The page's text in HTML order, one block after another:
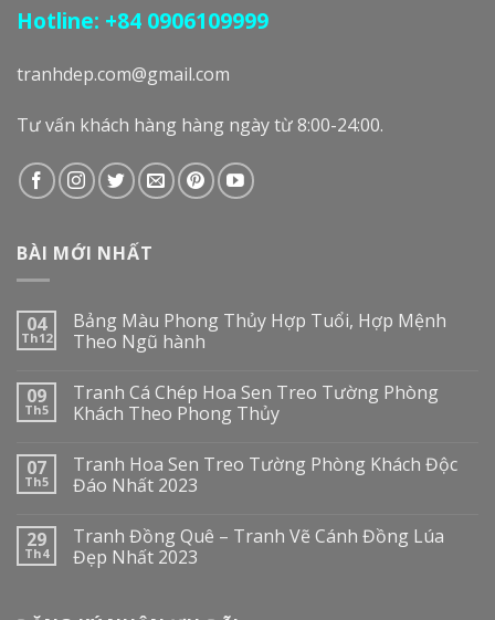
Hotline: +84 0906109999
tranhdep.com@gmail.com
Tư vấn khách hàng hàng ngày từ 8:00-24:00.
BÀI MỚI NHẤT
04
Th12
Bảng Màu Phong Thủy Hợp Tuổi, Hợp Mệnh
Theo Ngũ hành
09
Th5
Tranh Cá Chép Hoa Sen Treo Tường Phòng
Khách Theo Phong Thủy
07
Th5
Tranh Hoa Sen Treo Tường Phòng Khách Độc
Đáo Nhất 2023
29
Th4
Tranh Đồng Quê – Tranh Vẽ Cánh Đồng Lúa
Đẹp Nhất 2023